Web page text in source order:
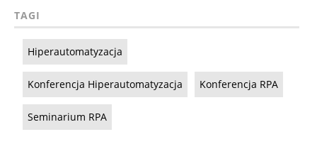
TAGI
Hiperautomatyzacja
Konferencja Hiperautomatyzacja Konferencja RPA
Seminarium RPA